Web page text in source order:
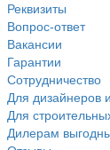
Реквизиты
Вопрос-ответ
Вакансии
Гарантии
Сотрудничество
Для дизайнеров
Для
Дилерам